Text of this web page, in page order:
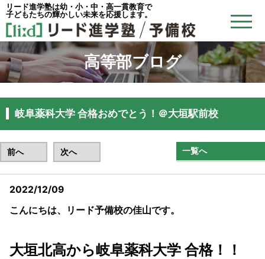
リード進学塾は幼・小・中・高一貫教育で
子どもたちの輝かしい未来を応援します。
高等部ブログ
岐阜薬科大学 合格おめでとう！＠大垣駅前校
前へ 次へ 一覧へ
2022/12/09
こんにちは、リード予備校の佳山です。
大垣北高から岐阜薬科大学 合格！！